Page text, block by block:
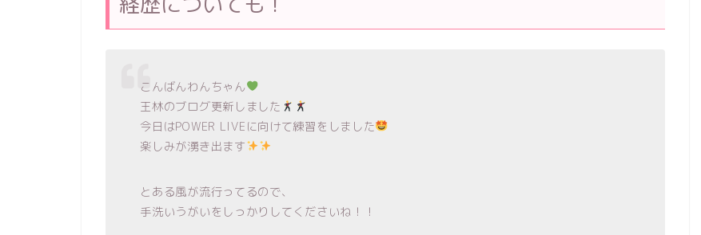
こんばんわんちゃん
王林のブログ更新しました
今日はPOWER LIVEに向けて練習をしました
楽しみが湧き出ます
とある風が流行ってるので、
手洗いうがいをしっかりしてくださいね！！